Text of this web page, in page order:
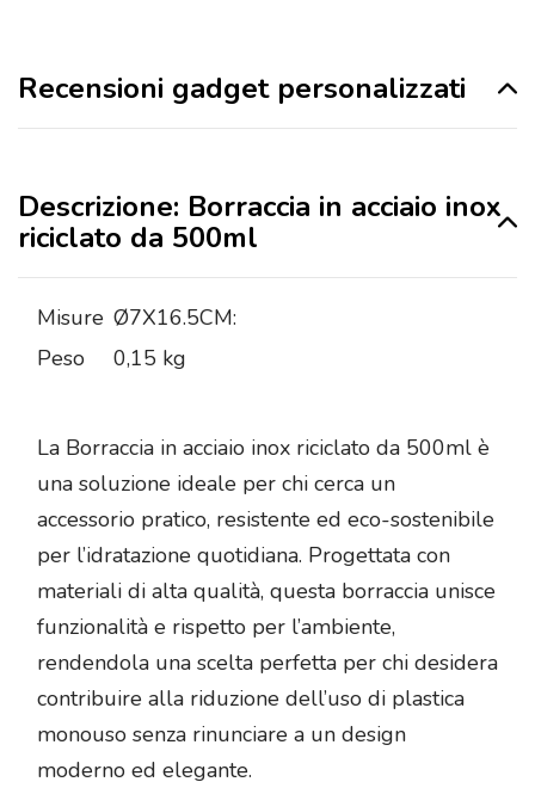
Recensioni gadget personalizzati
Descrizione: Borraccia in acciaio inox
riciclato da 500ml
Misure Ø7X16.5CM:
Peso
0,15 kg
La Borraccia in acciaio inox riciclato da 500ml è
una soluzione ideale per chi cerca un
accessorio pratico, resistente ed eco-sostenibile
per l’idratazione quotidiana. Progettata con
materiali di alta qualità, questa borraccia unisce
funzionalità e rispetto per l’ambiente,
rendendola una scelta perfetta per chi desidera
contribuire alla riduzione dell’uso di plastica
monouso senza rinunciare a un design
moderno ed elegante.